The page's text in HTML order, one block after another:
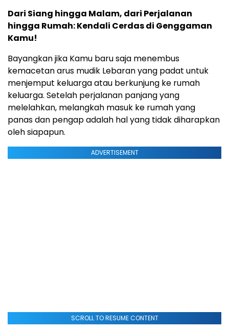
Dari Siang hingga Malam, dari Perjalanan
hingga Rumah: Kendali Cerdas di Genggaman
Kamu!
Bayangkan jika Kamu baru saja menembus
kemacetan arus mudik Lebaran yang padat untuk
menjemput keluarga atau berkunjung ke rumah
keluarga. Setelah perjalanan panjang yang
melelahkan, melangkah masuk ke rumah yang
panas dan pengap adalah hal yang tidak diharapkan
oleh siapapun.
ADVERTISEMENT
SCROLL TO RESUME CONTENT